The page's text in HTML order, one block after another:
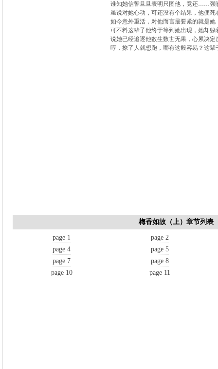
谁知她信誓旦旦表明只图他，竟还……强
虽说对她心动，可还没有个结果，他便死
如今意外重活，对他而言最要紧的就是她
可不料这辈子他终于等到她出现，她却躲
说她已经追逐他数生数世无果，心累决定
哼，撩了人就想跑，哪有这般容易？这辈
梅香如故（上）章节列表
page 1
page 2
page 4
page 5
page 7
page 8
page 10
page 11